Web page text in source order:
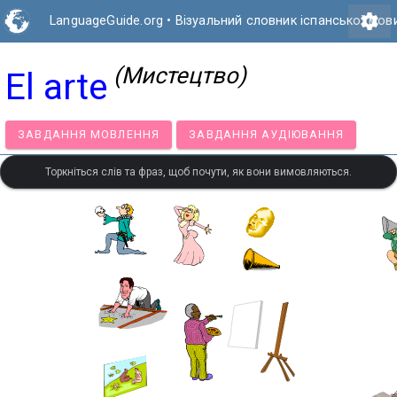
LanguageGuide.org • Візуальний словник іспанськоїsettings
El arte (Мистецтво)
ЗАВДАННЯ МОВЛЕННЯ ЗАВДАННЯ АУДІЮВАННЯ
Торкніться слів та фраз, щоб почути, як вони вимовляються.